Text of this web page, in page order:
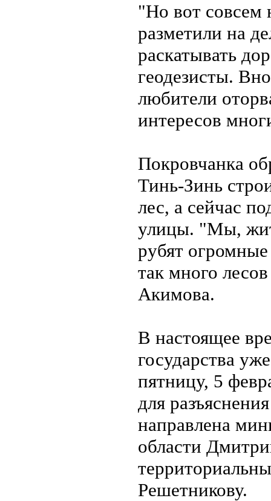
"Но вот совсем
разметили на
раскатывать
геодезисты.
любители
интересов
Покровчанка
Тинь-Зинь
лес, а сейчас
улицы. "Мы,
рубят
так много
Акимова.
В настоящее
государства
пятницу, 5
для
направлена
области
Решетникову.